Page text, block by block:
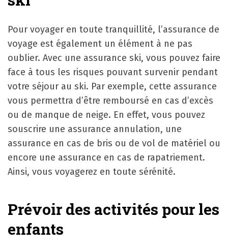
Pour voyager en toute tranquillité, l’assurance de
voyage est également un élément à ne pas
oublier. Avec une assurance ski, vous pouvez faire
face à tous les risques pouvant survenir pendant
votre séjour au ski. Par exemple, cette assurance
vous permettra d’être remboursé en cas d’excès
ou de manque de neige. En effet, vous pouvez
souscrire une assurance annulation, une
assurance en cas de bris ou de vol de matériel ou
encore une assurance en cas de rapatriement.
Ainsi, vous voyagerez en toute sérénité.
Prévoir des activités pour les
enfants